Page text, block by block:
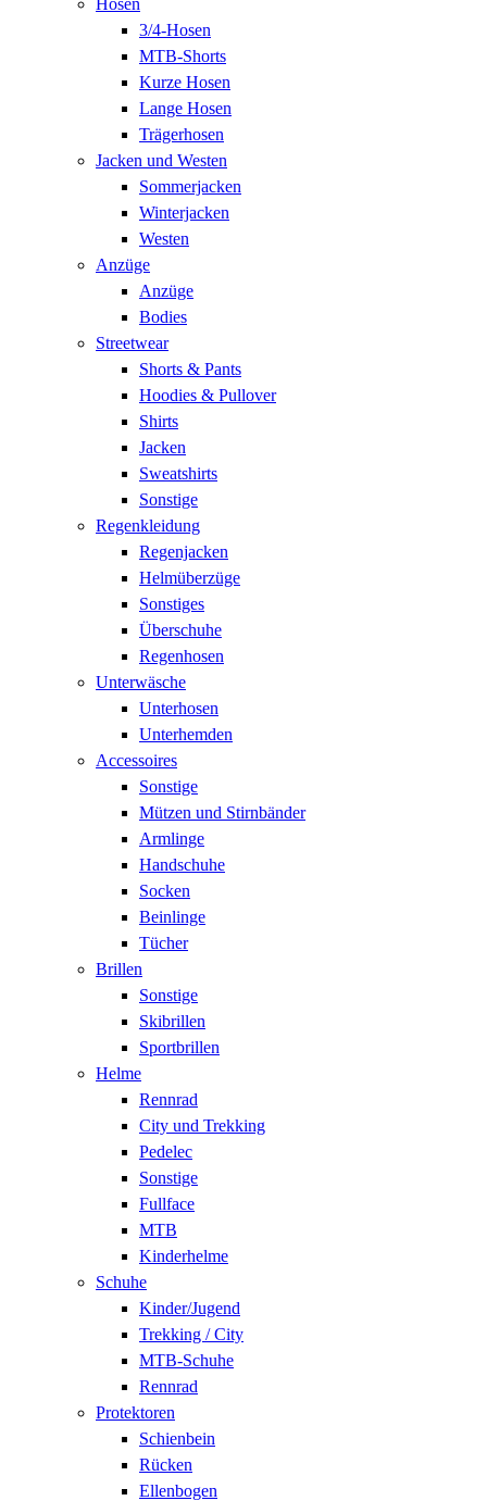
3/4-Hosen
MTB-Shorts
Kurze Hosen
Lange Hosen
Trägerhosen
Jacken und Westen
Sommerjacken
Winterjacken
Westen
Anzüge
Anzüge
Bodies
Streetwear
Shorts & Pants
Hoodies & Pullover
Shirts
Jacken
Sweatshirts
Sonstige
Regenkleidung
Regenjacken
Helmüberzüge
Sonstiges
Überschuhe
Regenhosen
Unterwäsche
Unterhosen
Unterhemden
Accessoires
Sonstige
Mützen und Stirnbänder
Armlinge
Handschuhe
Socken
Beinlinge
Tücher
Brillen
Sonstige
Skibrillen
Sportbrillen
Helme
Rennrad
City und Trekking
Pedelec
Sonstige
Fullface
MTB
Kinderhelme
Schuhe
Kinder/Jugend
Trekking / City
MTB-Schuhe
Rennrad
Protektoren
Schienbein
Rücken
Ellenbogen